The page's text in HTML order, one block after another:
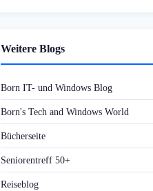
Weitere Blogs
Born IT- und Windows Blog
Born's Tech and Windows World
Bücherseite
Seniorentreff 50+
Reiseblog